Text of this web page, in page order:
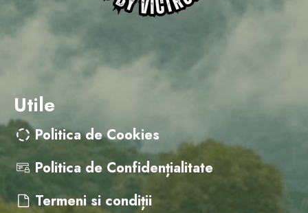
Utile
Politica de Cookies
Politica de Confidențialitate
Termeni si condiții